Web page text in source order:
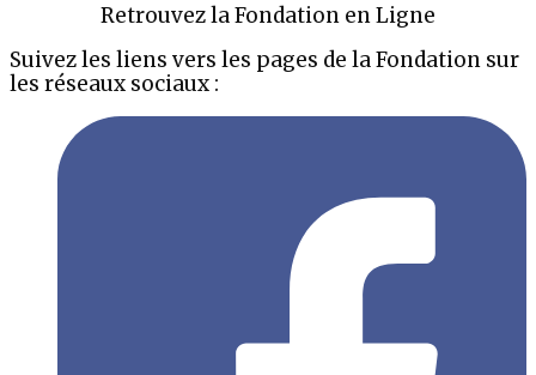
Retrouvez la Fondation en Ligne
Suivez les liens vers les pages de la Fondation sur
les réseaux sociaux :